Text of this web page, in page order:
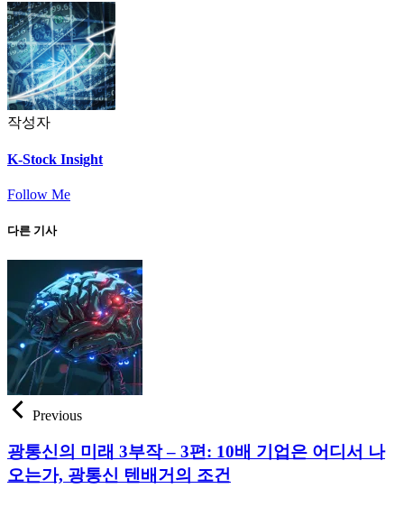
작성자
K-Stock Insight
Follow Me
다른 기사
Previous
광통신의 미래 3부작 – 3편: 10배 기업은 어디서 나
오는가, 광통신 텐배거의 조건